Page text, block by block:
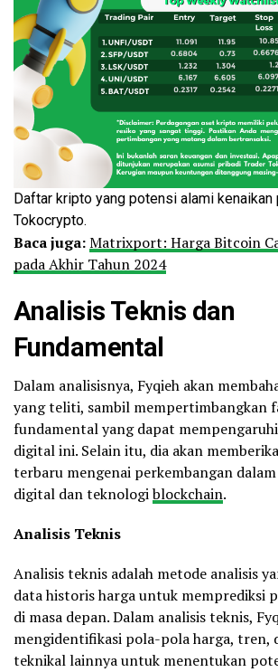
Daftar kripto yang potensi alami kenaikan
Tokocrypto.
Baca juga:Matrixport: Harga Bitcoin
pada Akhir Tahun 2024
Analisis Teknis dan
Fundamental
Dalam analisisnya, Fyqieh akan
yang teliti, sambil mempertimbangkan
fundamental yang dapat
digital ini. Selain itu, dia akan
terbaru mengenai perkembangan
digital dan teknologiblockchain.
Analisis Teknis
Analisis teknis adalah metode analisis
data historis harga untuk memprediksi
di masa depan. Dalam analisis teknis,
mengidentifikasi pola-pola harga, tren,
teknikal lainnya untuk menentukan